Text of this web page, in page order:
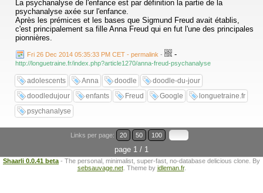
La psychanalyse de l'enfance est par définition la partie de la
psychanalyse axée sur l'enfance.
Après les prémices et les bases que Sigmund Freud avait établis,
c'est principalement sa fille Anna Freud qui en fut l'une des principales
pionnières.
Fri 26 Dec 2014 05:35:33 PM CET - permalink - -
http://longuetraine.fr/index.php?article1270/anna-freud-psychanalyse
adolescents Anna doodle
doodle-du-jour
doodledujour
enfants Freud Google
longuetraine.fr
psychanalyse
Links per page: 20 50 100
page 1 / 1
Shaarli 0.0.41 beta - The personal, minimalist, super-fast, no-database delicious clone. By
sebsauvage.net. Theme by idleman.fr.